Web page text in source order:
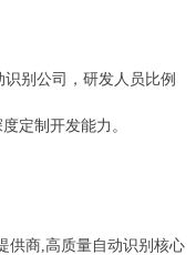
别公司，研发人员比例
定制开发能力。
供商,高质量自动识别核心